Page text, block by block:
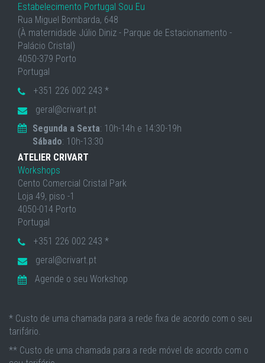
Estabelecimento Portugal Sou Eu
Rua Miguel Bombarda, 648
(À maternidade Júlio Diniz - Parque de Estacionamento -
Palácio Cristal)
4050-379 Porto
Portugal
+351 226 002 243 *
geral@crivart.pt
Segunda a Sexta: 10h-14h e 14:30-19h
Sábado: 10h-13:30
ATELIER CRIVART
Workshops
Cento Comercial Cristal Park
Loja 49, piso -1
4050-014 Porto
Portugal
+351 226 002 243 *
geral@crivart.pt
Agende o seu Workshop
* Custo de uma chamada para a rede fixa de acordo com o seu
tarifário.
** Custo de uma chamada para a rede móvel de acordo com o